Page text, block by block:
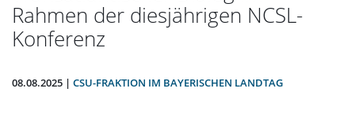
Rahmen der diesjährigen NCSL-
Konferenz
08.08.2025 | CSU-FRAKTION IM BAYERISCHEN LANDTAG